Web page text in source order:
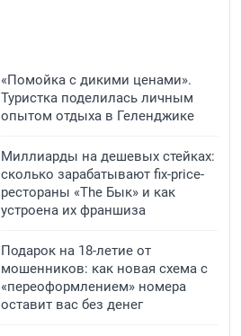
«Помойка с дикими ценами».
Туристка поделилась личным
опытом отдыха в Геленджике
Миллиарды на дешевых стейках:
сколько зарабатывают fix-price-
рестораны «The Бык» и как
устроена их франшиза
Подарок на 18-летие от
мошенников: как новая схема с
«переоформлением» номера
оставит вас без денег